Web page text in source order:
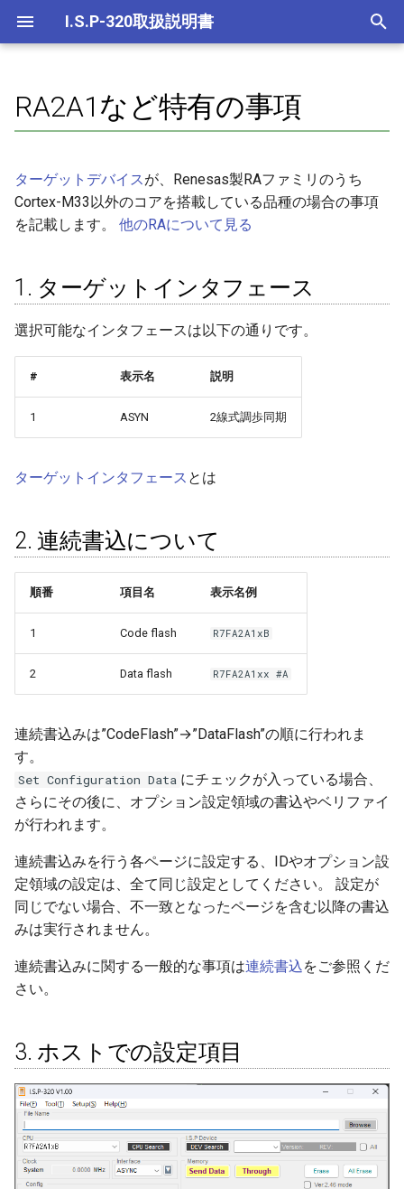
I.S.P-320取扱説明書
期
化
このドキュメントの見方
略表示）
用語
用語一覧
（用語）イレース
ミング
（用語）オフライン書込
（用語）スルー書込
（用語）ターゲットイン
ェース
（用語）ターゲットシス
（用語）ターゲットデバ
（用語）ダウンロードフ
ル
（用語）フラッシュライ
（用語）ページ
（用語）ユーザーデータ
（用語）ユーザーファイ
関連文書
注意事項
ユーザーサポート
仕様概要
パッケージ内容
各部の名称
チェックサム
イレース/書込み/ベリファイ
の範囲
クイックスタートガイド
スルー書込み
I.S.P-ターゲット間のデータ
照合（ベリファイ）
ホストプログラム 基本的事項
ホストのその他の機能
全体
セットアップモード
時刻表示
時刻異常
リモート制御
リモートキー操作
オプションパラメータ
P（ページ選択）
R（書込開始）
COM（通信速度設定）
連続書込
ログ
1. ターゲットインタフェース
3. ホストでの設定項目
4.1. RAマイコンの仕様
4.2. I.S.Pの仕様
5. エラー番号補足
MSPM0
RA2A1など特有の事項
ターゲットデバイスが、Renesas製RAファミリのうち
Cortex-M33以外のコアを搭載している品種の場合の事項
を記載します。 他のRAについて見る
1. ターゲットインタフェース
選択可能なインタフェースは以下の通りです。
# 表示名 説明
1 ASYN 2線式調歩同期
ターゲットインタフェース とは
2. 連続書込について
順番 項目名 表示名例
1 Code flash R7FA2A1xB
2 Data flash R7FA2A1xx #A
連続書込みは”CodeFlash”→”DataFlash”の順に行われま
す。
Set Configuration Data にチェックが入っている場合、
さらにその後に、オプション設定領域の書込やベリファイ
が行われます。
連続書込みを行う各ページに設定する、IDやオプション設
定領域の設定は、全て同じ設定としてください。 設定が
同じでない場合、不一致となったページを含む以降の書込
みは実行されません。
連続書込みに関する一般的な事項は連続書込をご参照くだ
さい。
3. ホストでの設定項目